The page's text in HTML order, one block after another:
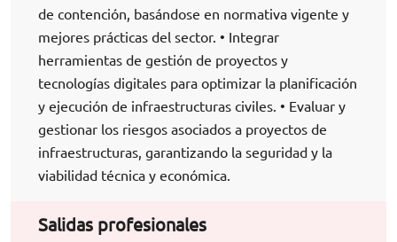
de contención, basándose en normativa vigente y
mejores prácticas del sector. • Integrar
herramientas de gestión de proyectos y
tecnologías digitales para optimizar la planificación
y ejecución de infraestructuras civiles. • Evaluar y
gestionar los riesgos asociados a proyectos de
infraestructuras, garantizando la seguridad y la
viabilidad técnica y económica.
Salidas profesionales